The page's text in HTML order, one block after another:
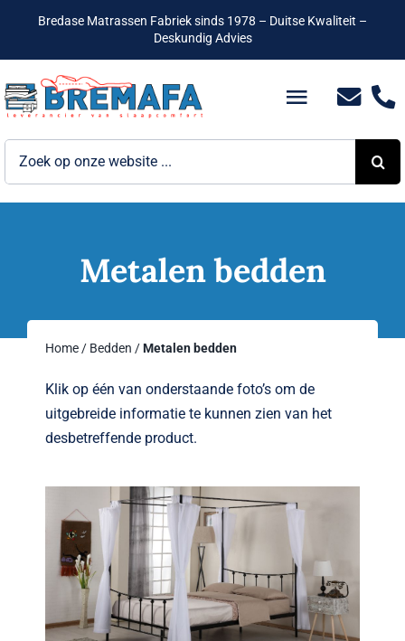
inhoud
Bredase Matrassen Fabriek sinds 1978 – Duitse Kwaliteit –
Deskundig Advies
Toggle
Bedden
Hotelbedden
Matrassen
Lattenbodems
Verwante artikelen
Contact
Metalen bedden
Home/ Bedden /Metalen bedden
Klik op één van onderstaande foto’s om de
uitgebreide informatie te kunnen zien van het
desbetreffende product.
Metalen hemelbed Elvy